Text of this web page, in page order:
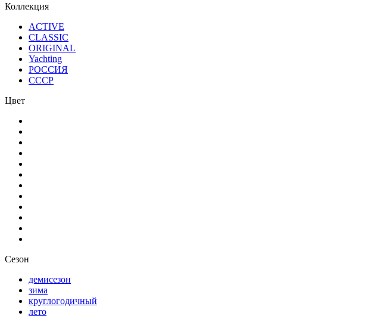
Коллекция
ACTIVE
CLASSIC
ORIGINAL
Yachting
РОССИЯ
СССР
Цвет
Сезон
демисезон
зима
круглогодичный
лето